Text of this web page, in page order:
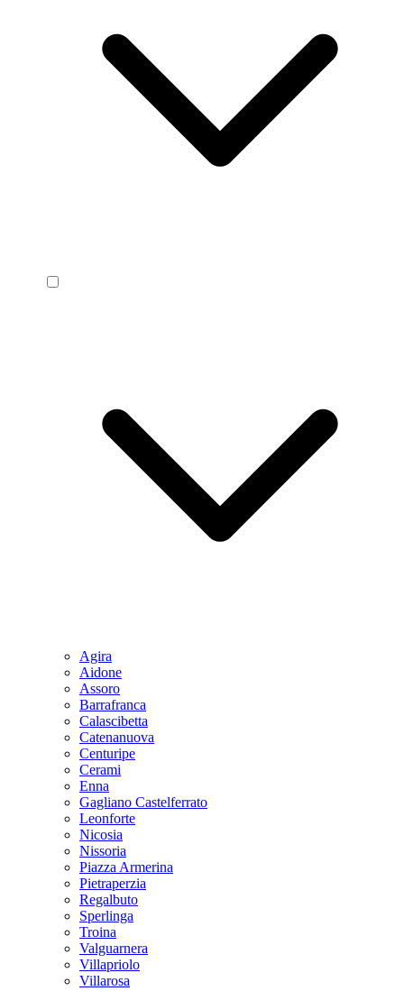
Agira
Aidone
Assoro
Barrafranca
Calascibetta
Catenanuova
Centuripe
Cerami
Enna
Gagliano Castelferrato
Leonforte
Nicosia
Nissoria
Piazza Armerina
Pietraperzia
Regalbuto
Sperlinga
Troina
Valguarnera
Villapriolo
Villarosa